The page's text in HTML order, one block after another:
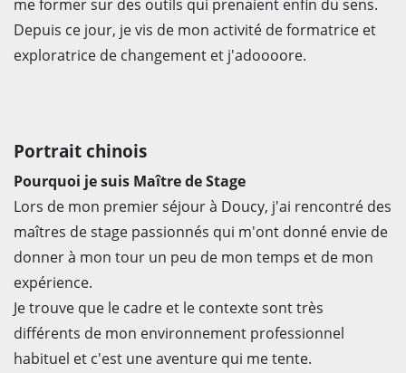
me former sur des outils qui prenaient enfin du sens.
Depuis ce jour, je vis de mon activité de formatrice et
exploratrice de changement et j'adoooore.
Portrait chinois
Pourquoi je suis Maître de Stage
Lors de mon premier séjour à Doucy, j'ai rencontré des
maîtres de stage passionnés qui m'ont donné envie de
donner à mon tour un peu de mon temps et de mon
expérience.
Je trouve que le cadre et le contexte sont très
différents de mon environnement professionnel
habituel et c'est une aventure qui me tente.